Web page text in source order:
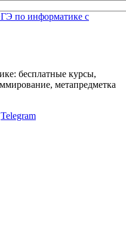
по информатике с
бесплатные курсы,
метапредметка
Telegram